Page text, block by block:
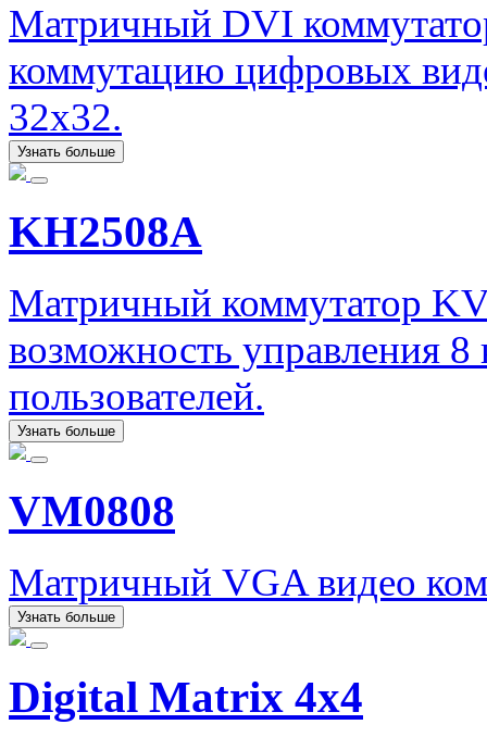
Матричный DVI
коммутацию цифровых
32x32.
Узнать больше
KH2508A
Матричный коммутатор
возможность управления
пользователей.
Узнать больше
VM0808
Матричный VGA видео
Узнать больше
Digital Matrix 4x4